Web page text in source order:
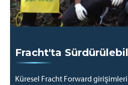
Fracht'ta
Küresel Fracht Forward